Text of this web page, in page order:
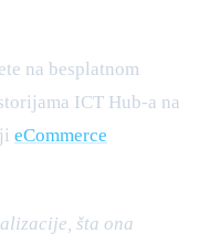
na besplatnom
ICT Hub-a na
eCommerce
šta ona